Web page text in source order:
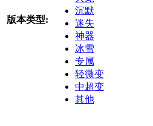
版本类型:
沉默
迷失
神器
冰雪
专属
轻微变
中超变
其他